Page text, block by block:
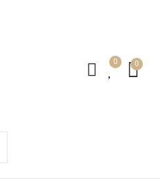
0 0